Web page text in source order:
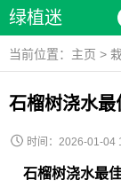
绿植迷
当前位置： 主页 >
石榴树浇水最
时间：2026-01-04
石榴树浇水最